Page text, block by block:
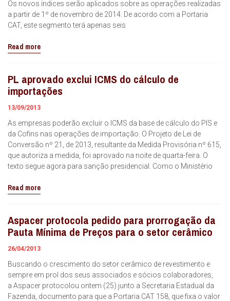
Os novos índices serão aplicados sobre as operações realizadas
a partir de 1º de novembro de 2014. De acordo com a Portaria
CAT, este segmento terá apenas seis
Read more
PL aprovado exclui ICMS do cálculo de
importações
13/09/2013
As empresas poderão excluir o ICMS da base de cálculo do PIS e
da Cofins nas operações de importação. O Projeto de Lei de
Conversão nº 21, de 2013, resultante da Medida Provisória nº 615,
que autoriza a medida, foi aprovado na noite de quarta-feira. O
texto segue agora para sanção presidencial. Como o Ministério
Read more
Aspacer protocola pedido para prorrogação da
Pauta Mínima de Preços para o setor cerâmico
26/04/2013
Buscando o crescimento do setor cerâmico de revestimento e
sempre em prol dos seus associados e sócios colaboradores,
a Aspacer protocolou ontem (25) junto a Secretaria Estadual da
Fazenda, documento para que a Portaria CAT 158, que fixa o valor